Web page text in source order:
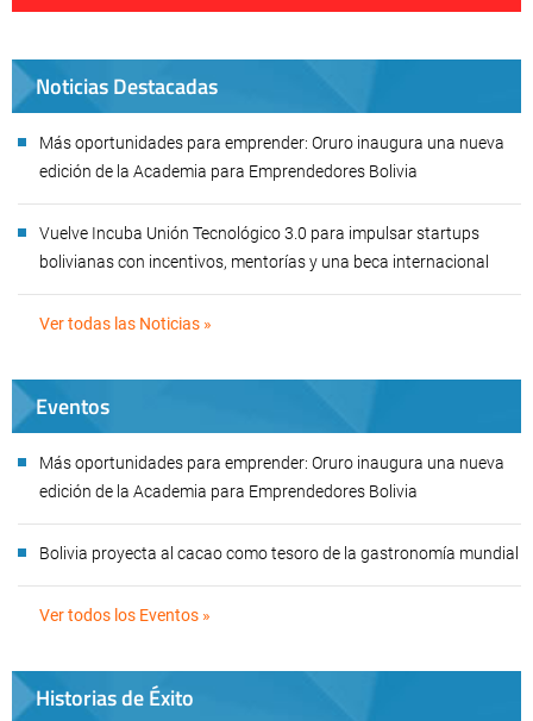
Noticias Destacadas
Más oportunidades para emprender: Oruro inaugura una nueva
edición de la Academia para Emprendedores Bolivia
Vuelve Incuba Unión Tecnológico 3.0 para impulsar startups
bolivianas con incentivos, mentorías y una beca internacional
Ver todas las Noticias »
Eventos
Más oportunidades para emprender: Oruro inaugura una nueva
edición de la Academia para Emprendedores Bolivia
Bolivia proyecta al cacao como tesoro de la gastronomía mundial
Ver todos los Eventos »
Historias de Éxito